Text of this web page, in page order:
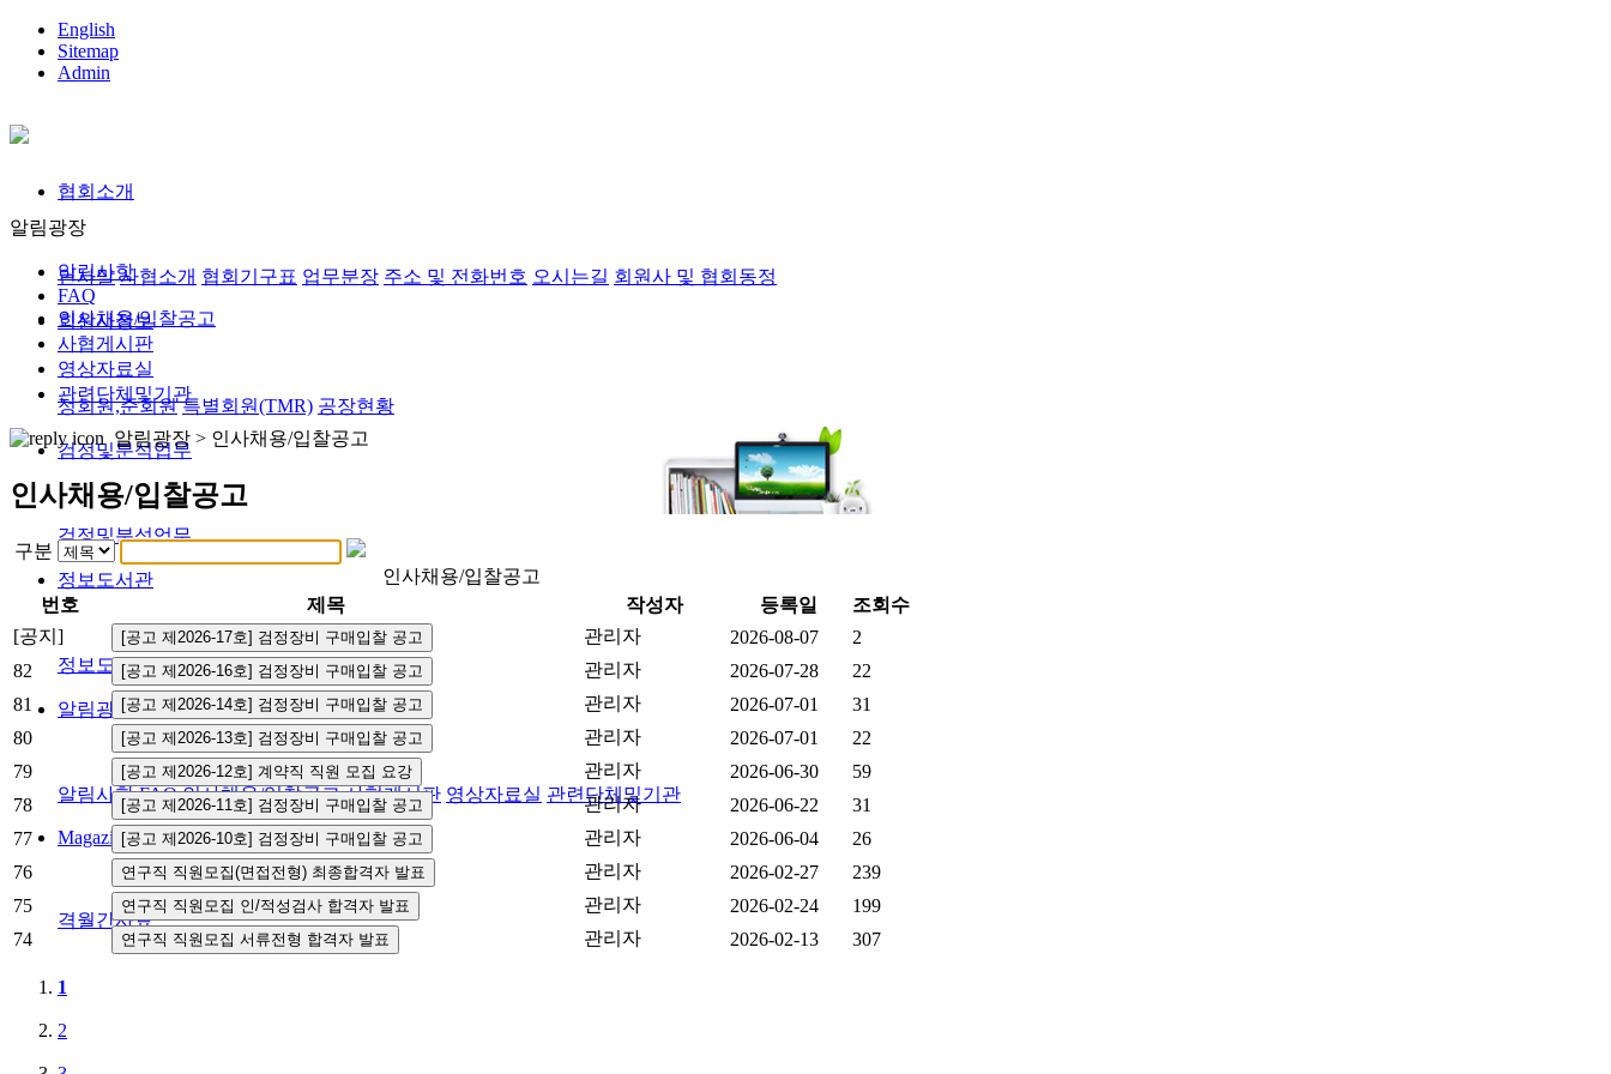
English
Sitemap
Admin
협회소개
인사말 사협소개 협회기구표 업무분장 주소 및 전화번호 오시는길 회원사 및 협회동정
회원사정보
정회원,준회원 특별회원(TMR) 공장현황
검정및분석업무
검정및분석업무
정보도서관
정보도서관
알림광장
알림사항 FAQ 인사채용/입찰공고 사협게시판 영상자료실 관련단체및기관
Magazine
격월간사료
알림광장
알림사항
FAQ
인사채용/입찰공고
사협게시판
영상자료실
관련단체및기관
알림광장 > 인사채용/입찰공고
인사채용/입찰공고
구분
인사채용/입찰공고
번호
제목 작성자 등록일
조회수
[공지]
관리자 2026-08-07
2
82
관리자 2026-07-28
22
81
관리자 2026-07-01
31
80
관리자 2026-07-01
22
79
관리자 2026-06-30
59
78
관리자 2026-06-22
31
77
관리자 2026-06-04
26
76
관리자 2026-02-27
239
75
관리자 2026-02-24
199
74
관리자 2026-02-13 307
1
2